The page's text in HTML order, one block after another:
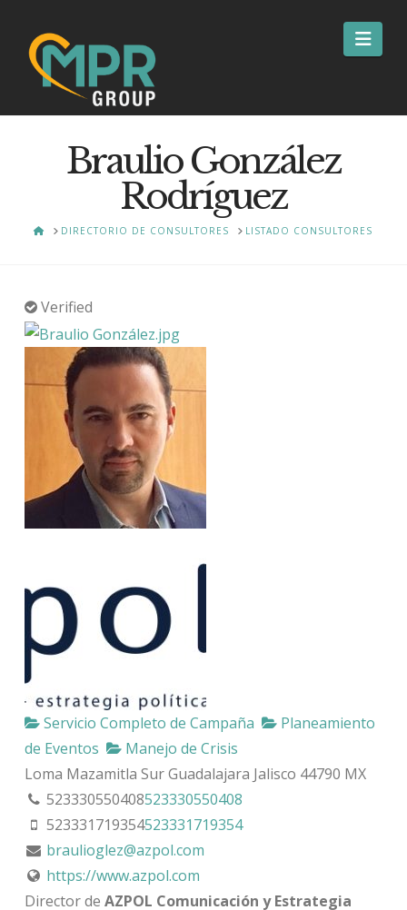
Braulio González
Rodríguez
HOMEDIRECTORIO DE CONSULTORES LISTADO CONSULTORES
Verified
Servicio Completo de Campaña
Planeamiento
de Eventos
Manejo de Crisis
Loma Mazamitla SurGuadalajara Jalisco 44790 MX
523330550408523330550408
523331719354523331719354
braulioglez@azpol.com
https://www.azpol.com
Director de AZPOL Comunicación y Estrategia